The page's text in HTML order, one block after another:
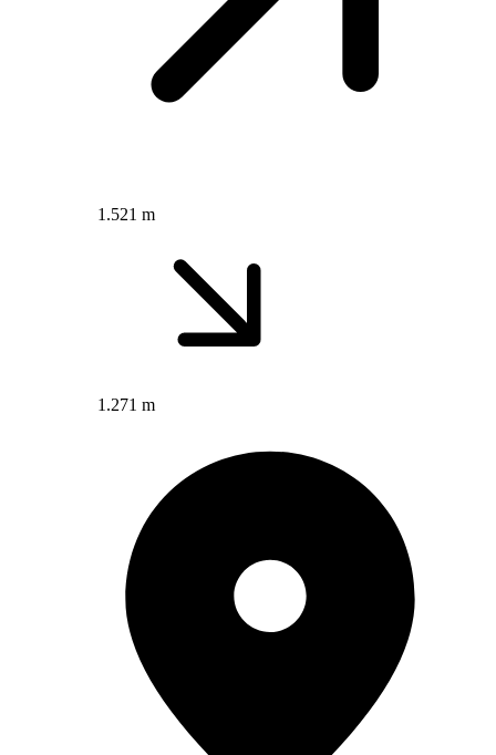
1.521 m
1.271 m